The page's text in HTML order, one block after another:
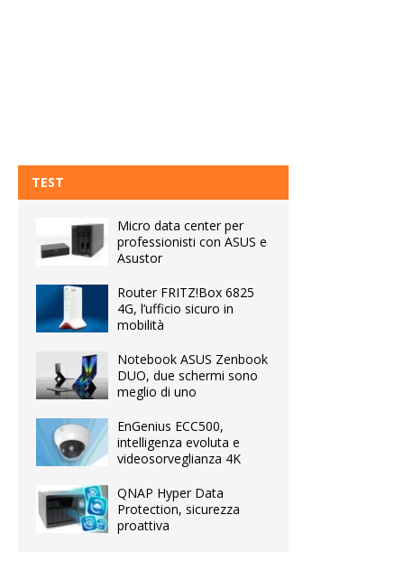
TEST
Micro data center per
professionisti con ASUS e
Asustor
Router FRITZ!Box 6825
4G, l’ufficio sicuro in
mobilità
Notebook ASUS Zenbook
DUO, due schermi sono
meglio di uno
EnGenius ECC500,
intelligenza evoluta e
videosorveglianza 4K
QNAP Hyper Data
Protection, sicurezza
proattiva